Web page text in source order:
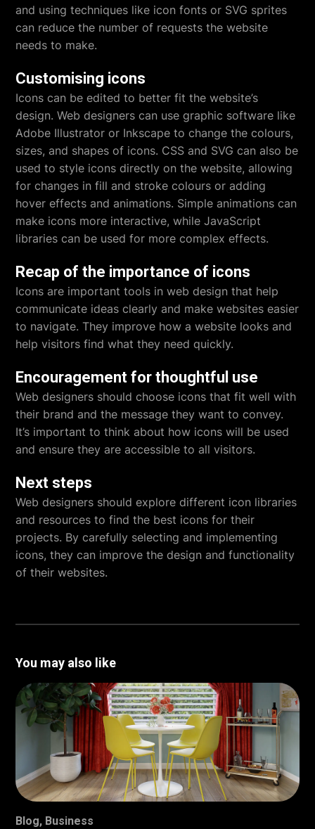
and using techniques like icon fonts or SVG sprites
can reduce the number of requests the website
needs to make.
Customising icons
Icons can be edited to better fit the website’s
design. Web designers can use graphic software like
Adobe Illustrator or Inkscape to change the colours,
sizes, and shapes of icons. CSS and SVG can also be
used to style icons directly on the website, allowing
for changes in fill and stroke colours or adding
hover effects and animations. Simple animations can
make icons more interactive, while JavaScript
libraries can be used for more complex effects.
Recap of the importance of icons
Icons are important tools in web design that help
communicate ideas clearly and make websites easier
to navigate. They improve how a website looks and
help visitors find what they need quickly.
Encouragement for thoughtful use
Web designers should choose icons that fit well with
their brand and the message they want to convey.
It’s important to think about how icons will be used
and ensure they are accessible to all visitors.
Next steps
Web designers should explore different icon libraries
and resources to find the best icons for their
projects. By carefully selecting and implementing
icons, they can improve the design and functionality
of their websites.
You may also like
Blog, Business